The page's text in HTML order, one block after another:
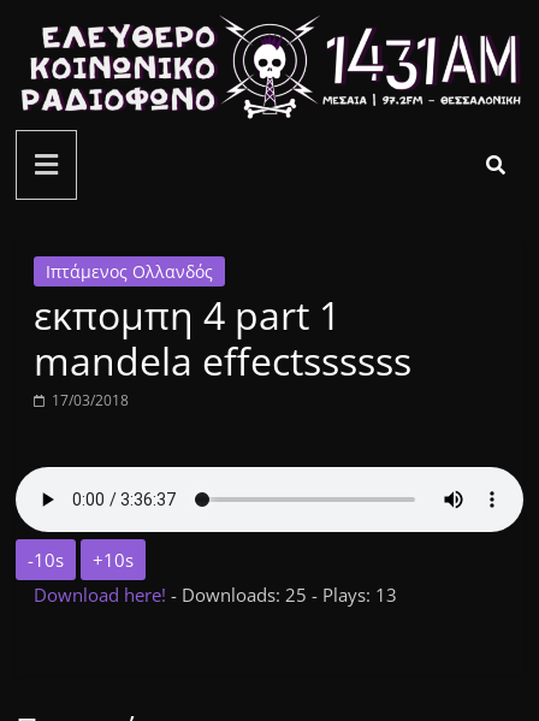
περιεχόμενο
ελεύθερο
κοινωνικό
ραδιόφωνο
1431AM
Ιπτάμενος Ολλανδός
εκπομπη 4 part 1
mandela effectssssss
17/03/2018
-10s
+10s
Download here!- Downloads: 25 - Plays: 13